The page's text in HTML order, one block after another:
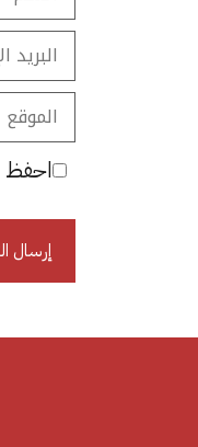
البريد
الإلكتروني
الموقع
الإلكتروني
احفظ